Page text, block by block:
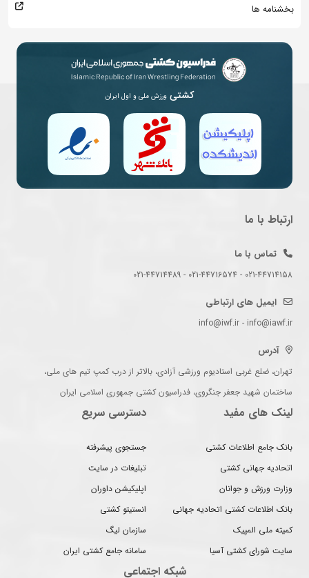
بخشنامه ها
کشتی ورزش ملی و اول ایران
ارتباط با ما
تماس با ما
021-44714158 - 021-44716574 - 021-44714489
ایمیل های ارتباطی
info@iwf.ir - info@iawf.ir
آدرس
تهران، ضلع غربی استادیوم ورزشی آزادی، بالاتر از درب کمپ تیم های ملی،
ساختمان شهید جعفر جنگروی، فدراسیون کشتی جمهوری اسلامی ایران
لینک های مفید
بانک جامع اطلاعات کشتی
اتحادیه جهانی کشتی
وزارت ورزش و جوانان
بانک اطلاعات کشتی اتحادیه جهانی
کمیته ملی المپیک
سایت شورای کشتی آسیا
دسترسی سریع
جستجوی پیشرفته
تبلیغات در سایت
اپلیکیشن داوران
انستیتو کشتی
سازمان لیگ
سامانه جامع کشتی ایران
شبکه اجتماعی